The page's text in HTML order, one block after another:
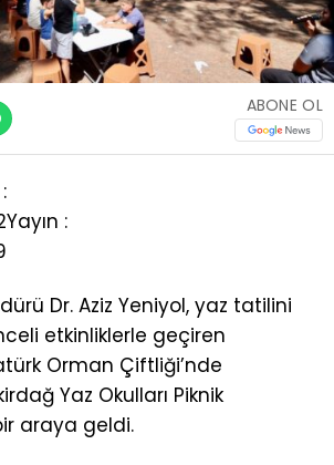
ABONE OL
Yayın :
Dr. Aziz Yeniyol, yaz tatilini
etkinliklerle geçiren
Orman Çiftliği’nde
Yaz Okulları Piknik
araya geldi.